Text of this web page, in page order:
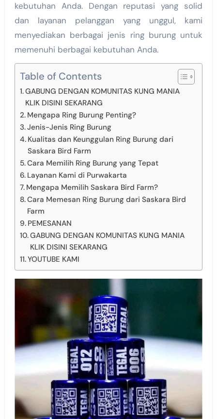
kebutuhan Anda. Dengan reputasi yang solid
dan layanan pelanggan yang unggul, kami
menyediakan berbagai jenis ring burung untuk
memenuhi berbagai kebutuhan Anda.
Table of Contents
GABUNG DENGAN KOMUNITAS KUNG MANIA
KLIK DISINI SEKARANG
Mengapa Ring Burung Penting?
Jenis-Jenis Ring Burung
Kualitas dan Keunggulan Ring Burung dari
Saskara Bird Farm
Cara Memilih Ring Burung yang Tepat
Layanan Kami di Purwakarta
Mengapa Memilih Saskara Bird Farm?
Cara Memesan Ring Burung dari Saskara Bird
Farm
PEMESANAN
GABUNG DENGAN KOMUNITAS KUNG MANIA
KLIK DISINI SEKARANG
YOUTUBE KAMI